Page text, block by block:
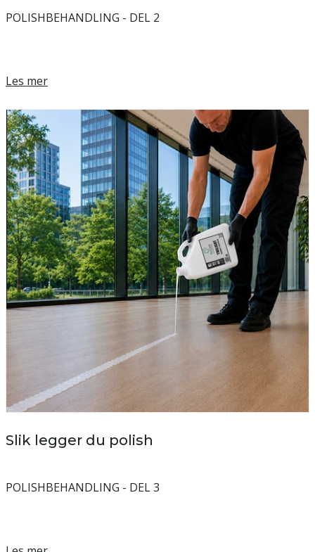
POLISHBEHANDLING - DEL 2
Les mer
Slik legger du polish
POLISHBEHANDLING - DEL 3